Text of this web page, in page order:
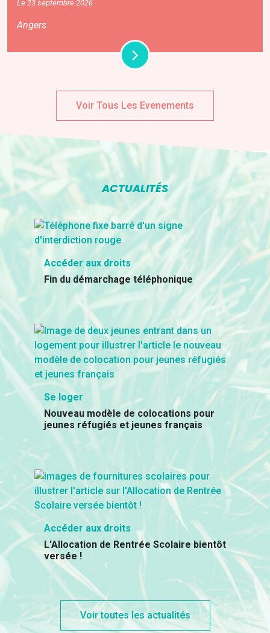
Le 23 septembre 2026
Angers
Voir Tous Les Evenements
ACTUALITÉS
Accéder aux droits
Fin du démarchage téléphonique
Se loger
Nouveau modèle de colocations pour
jeunes réfugiés et jeunes français
Accéder aux droits
L'Allocation de Rentrée Scolaire bientôt
versée !
Voir toutes les actualités